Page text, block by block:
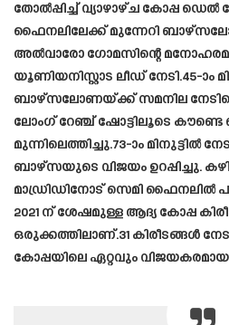
തോൽപ്പിച്ച് വ്യാഴാഴ്ച കോപ്പ ഡെൽ
ഫൈനലിലേക്ക് മുന്നേറി
അൽവാരോ ഗോമസിന്റെ
യൂണിയനിസ്റ്റാs ലീഡ് നേടി.45-ാം
ബാഴ്‌സലോണയ്ക്ക് സമനില
ലോംഗ് റേഞ്ച് ഷോട്ടിലൂടെ
മുന്നിലെത്തിച്ചു.73-ാം മിനുട്ടിൽ
ബാഴ്സയുടെ വിജയം ഉറപ്പിച്ചു.
മാഡ്രിഡിനോട് സെമി ഫൈനലിൽ
2021 ന് ശേഷമുള്ള ആദ്യ കോപ്പ
ഒരുക്കത്തിലാണ്.31 കിരീടങ്ങൾ
കോപ്പയിലെ ഏറ്റവും വിജയകരമായ